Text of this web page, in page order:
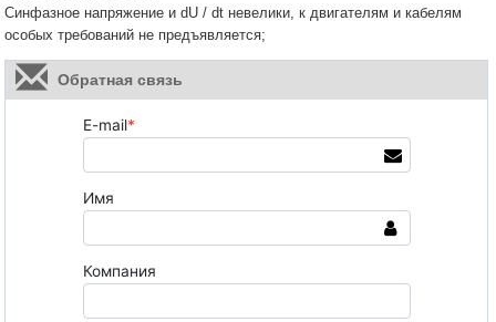
Синфазное напряжение и dU / dt невелики, к двигателям и кабелям
особых требований не предъявляется;
Обратная связь